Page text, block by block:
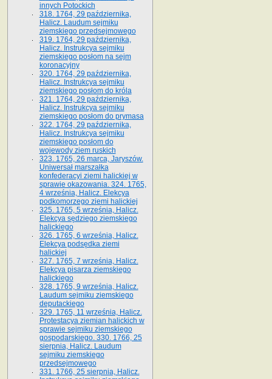
innych Potockich
318. 1764, 29 października,
Halicz. Laudum sejmiku
ziemskiego przedsejmowego
319. 1764, 29 października,
Halicz. Instrukcya sejmiku
ziemskiego posłom na sejm
koronacyjny
320. 1764, 29 października,
Halicz. Instrukcya sejmiku
ziemskiego posłom do króla
321. 1764, 29 października,
Halicz. Instrukcya sejmiku
ziemskiego posłom do prymasa
322. 1764, 29 października,
Halicz. Instrukcya sejmiku
ziemskiego posłom do
wojewody ziem ruskich
323. 1765, 26 marca, Jaryszów.
Uniwersał marszałka
konfederacyi ziemi halickiej w
sprawie okazowania. 324. 1765,
4 września, Halicz. Elekcya
podkomorzego ziemi halickiej
325. 1765, 5 września, Halicz.
Elekcya sędziego ziemskiego
halickiego
326. 1765, 6 września, Halicz.
Elekcya podsędka ziemi
halickiej
327. 1765, 7 września, Halicz.
Elekcya pisarza ziemskiego
halickiego
328. 1765, 9 września, Halicz.
Laudum sejmiku ziemskiego
deputackiego
329. 1765, 11 września, Halicz.
Protestacya ziemian halickich w
sprawie sejmiku ziemskiego
gospodarskiego. 330. 1766, 25
sierpnia, Halicz. Laudum
sejmiku ziemskiego
przedsejmowego
331. 1766, 25 sierpnia, Halicz.